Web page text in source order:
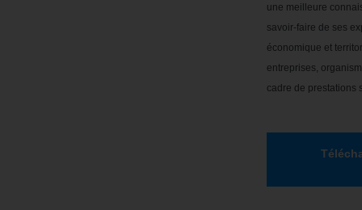
une meilleure
savoir-faire de ses
économique et
entreprises,
cadre de prestations